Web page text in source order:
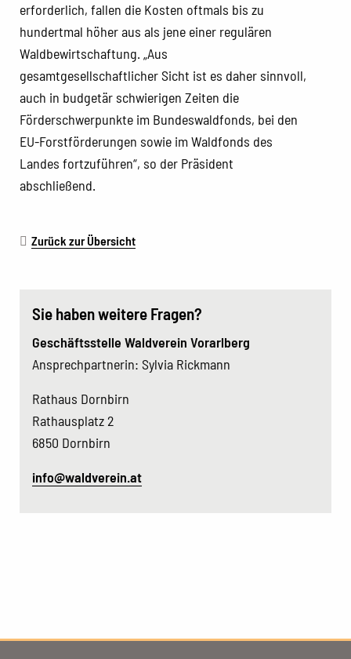
erforderlich, fallen die Kosten oftmals bis zu
hundertmal höher aus als jene einer regulären
Waldbewirtschaftung. „Aus
gesamtgesellschaftlicher Sicht ist es daher sinnvoll,
auch in budgetär schwierigen Zeiten die
Förderschwerpunkte im Bundeswaldfonds, bei den
EU-Forstförderungen sowie im Waldfonds des
Landes fortzuführen“, so der Präsident
abschließend.
Zurück zur Übersicht
Sie haben weitere Fragen?
Geschäftsstelle Waldverein Vorarlberg
Ansprechpartnerin: Sylvia Rickmann
Rathaus Dornbirn
Rathausplatz 2
6850 Dornbirn
info@waldverein.at